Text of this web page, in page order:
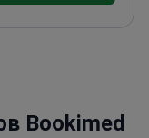
Флуминенсе в
Bookimed